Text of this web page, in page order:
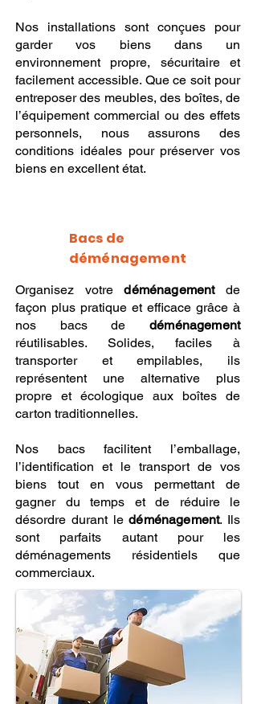
Nos installations sont conçues pour
garder vos biens dans un
environnement propre, sécuritaire et
facilement accessible. Que ce soit pour
entreposer des meubles, des boîtes, de
l’équipement commercial ou des effets
personnels, nous assurons des
conditions idéales pour préserver vos
biens en excellent état.
Bacs de
déménagement
Organisez votredéménagementde
façon plus pratique et efficace grâce à
nos bacs dedéménagement
réutilisables. Solides, faciles à
transporter et empilables, ils
représentent une alternative plus
propre et écologique aux boîtes de
carton traditionnelles.
Nos bacs facilitent l’emballage,
l’identification et le transport de vos
biens tout en vous permettant de
gagner du temps et de réduire le
désordre durant ledéménagement. Ils
sont parfaits autant pour les
déménagements résidentiels que
commerciaux.